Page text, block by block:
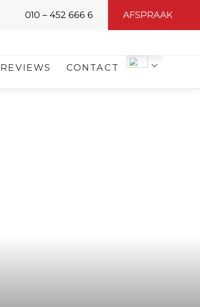
010 – 452 666 6 AFSPRAAK
REVIEWS CONTACT